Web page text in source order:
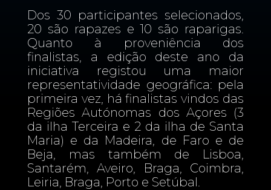
Dos 30 participantes selecionados,
20 são rapazes e 10 são raparigas.
Quanto à proveniência dos
finalistas, a edição deste ano da
iniciativa registou uma maior
representatividade geográfica: pela
primeira vez, há finalistas vindos das
Regiões Autónomas dos Açores (3
da ilha Terceira e 2 da ilha de Santa
Maria) e da Madeira, de Faro e de
Beja, mas também de Lisboa,
Santarém, Aveiro, Braga, Coimbra,
Leiria, Braga, Porto e Setúbal.